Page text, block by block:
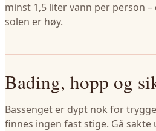
minst 1,5 liter vann per person
solen er høy.
Bading, hopp og
Bassenget er dypt nok for
finnes ingen fast stige. Gå